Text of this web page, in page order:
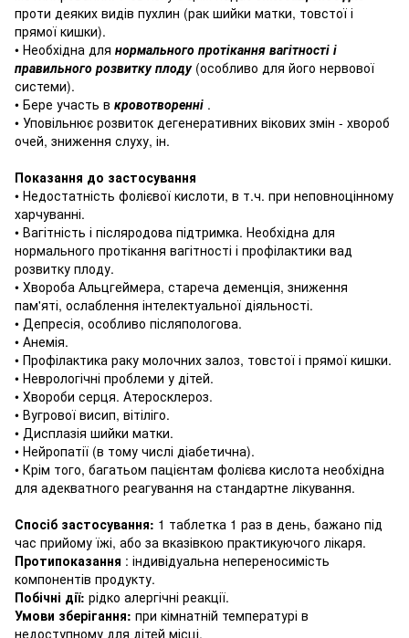
проти деяких видів пухлин (рак шийки матки, товстої і
прямої кишки).
• Необхідна для нормального протікання вагітності і
правильного розвитку плоду(особливо для його нервової
системи).
• Бере участь в кровотворенні .
• Уповільнює розвиток дегенеративних вікових змін - хвороб
очей, зниження слуху, ін.
Показання до застосування
• Недостатність фолієвої кислоти, в т.ч. при неповноцінному
харчуванні.
• Вагітність і післяродова підтримка. Необхідна для
нормального протікання вагітності і профілактики вад
розвитку плоду.
• Хвороба Альцгеймера, стареча деменція, зниження
пам'яті, ослаблення інтелектуальної діяльності.
• Депресія, особливо післяпологова.
• Анемія.
• Профілактика раку молочних залоз, товстої і прямої кишки.
• Неврологічні проблеми у дітей.
• Хвороби серця. Атеросклероз.
• Вугрової висип, вітіліго.
• Дисплазія шийки матки.
• Нейропатії (в тому числі діабетична).
• Крім того, багатьом пацієнтам фолієва кислота необхідна
для адекватного реагування на стандартне лікування.
Спосіб застосування: 1 таблетка 1 раз в день, бажано під
час прийому їжі, або за вказівкою практикуючого лікаря.
Протипоказання : індивідуальна непереносимість
компонентів продукту.
Побічні дії: рідко алергічні реакції.
Умови зберігання: при кімнатній температурі в
недоступному для дітей місці.